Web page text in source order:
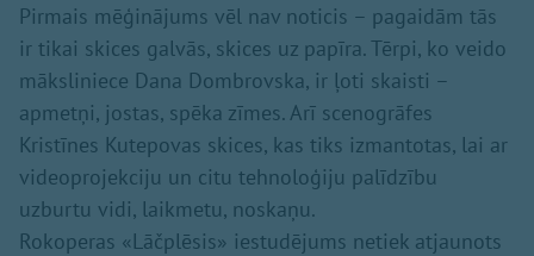
Pirmais mēģinājums vēl nav noticis – pagaidām tās
ir tikai skices galvās, skices uz papīra. Tērpi, ko veido
māksliniece Dana Dombrovska, ir ļoti skaisti –
apmetņi, jostas, spēka zīmes. Arī scenogrāfes
Kristīnes Kutepovas skices, kas tiks izmantotas, lai ar
videoprojekciju un citu tehnoloģiju palīdzību
uzburtu vidi, laikmetu, noskaņu.
Rokoperas «Lāčplēsis» iestudējums netiek atjaunots